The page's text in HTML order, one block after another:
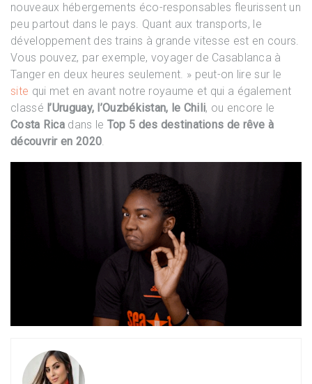
nouveaux hébergements éco-responsables fleurissent un
peu partout dans le pays. Quant aux transports, le
développement des trains à grande vitesse est en cours.
Vous pouvez, par exemple, voyager de Casablanca à
Tanger en deux heures seulement. » peut-on lire sur le
site qui met en avant notre royaume et qui a également
classé l’Uruguay, l’Ouzbékistan, le Chili, ou encore le
Costa Rica dans le Top 5 des destinations de rêve à
découvrir en 2020.